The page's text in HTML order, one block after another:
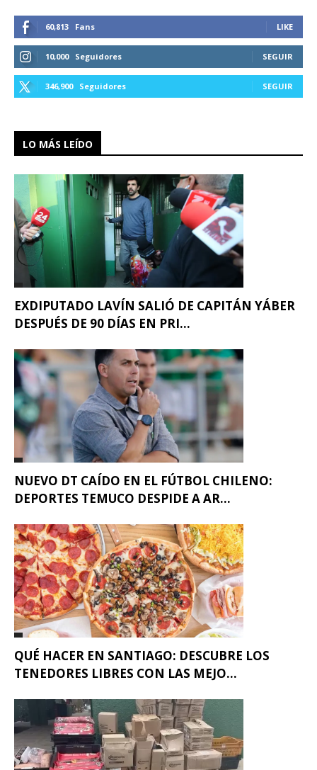
60,813 Fans LIKE
10,000 Seguidores SEGUIR
346,900 Seguidores SEGUIR
LO MÁS LEÍDO
EXDIPUTADO LAVÍN SALIÓ DE CAPITÁN YÁBER
DESPUÉS DE 90 DÍAS EN PRI...
NUEVO DT CAÍDO EN EL FÚTBOL CHILENO:
DEPORTES TEMUCO DESPIDE A AR...
QUÉ HACER EN SANTIAGO: DESCUBRE LOS
TENEDORES LIBRES CON LAS MEJO...